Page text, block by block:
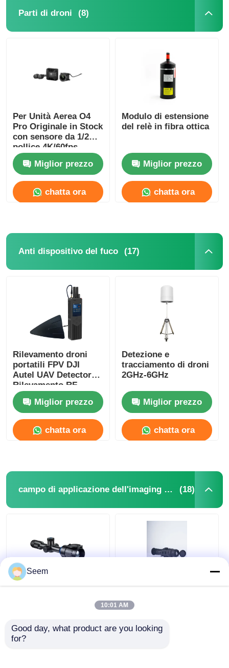
Parti di droni (8)
Per Unità Aerea O4
Pro Originale in Stock
con sensore da 1/2
pollice 4K/60fps,
trasmissione ad alta
definizione a 15 km,
Unità Aerea O4 Pro
4K 4GB
Miglior prezzo
chatta ora
Modulo di estensione
del relè in fibra ottica
Miglior prezzo
chatta ora
Anti dispositivo del fuco (17)
Rilevamento droni
portatili FPV DJI
Autel UAV Detector
Rilevamento RF
Miglior prezzo
chatta ora
Detezione e
tracciamento di droni
2GHz-6GHz
Miglior prezzo
chatta ora
campo di applicazione dell'imaging termico (18)
immagini termiche da
Riflescopio termico
intelligente DUB-650
Cannocchiale Termico
Impermeabile Mirino
Termico
Seem
10:01 AM
Good day, what product are you looking
for?